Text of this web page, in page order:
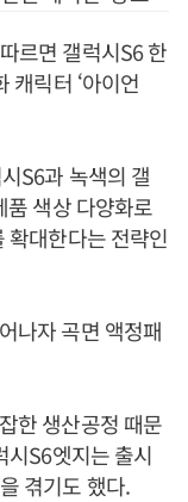
르면 갤럭시S6 한
캐릭터 ‘아이언
S6과 녹색의 갤
품 색상 다양화로
확대한다는 전략인
나자 곡면 액정패
한 생산공정 때문
시S6엣지는 출시
겪기도 했다.